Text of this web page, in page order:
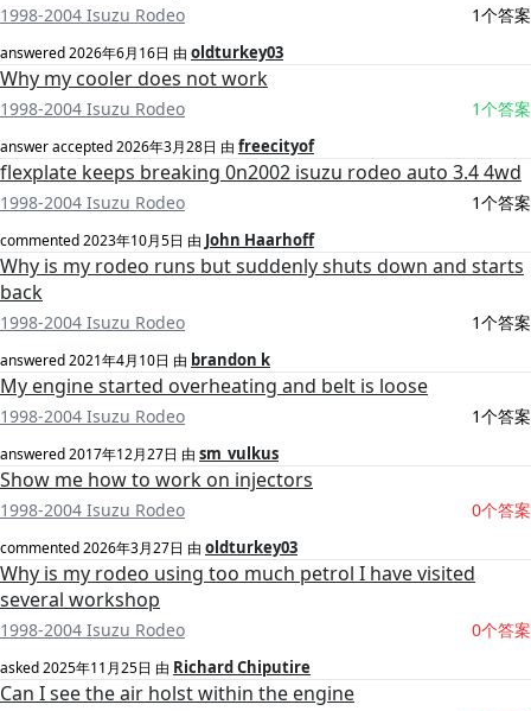
1998-2004 Isuzu Rodeo 1个答案
answered2026年6月16日 由 oldturkey03
Why my cooler does not work
1998-2004 Isuzu Rodeo 1个答案
answer accepted2026年3月28日 由 freecityof
flexplate keeps breaking 0n2002 isuzu rodeo auto 3.4 4wd
1998-2004 Isuzu Rodeo 1个答案
commented2023年10月5日 由 John Haarhoff
Why is my rodeo runs but suddenly shuts down and starts
back
1998-2004 Isuzu Rodeo 1个答案
answered2021年4月10日 由 brandon k
My engine started overheating and belt is loose
1998-2004 Isuzu Rodeo 1个答案
answered2017年12月27日 由 sm_vulkus
Show me how to work on injectors
1998-2004 Isuzu Rodeo 0个答案
commented2026年3月27日 由 oldturkey03
Why is my rodeo using too much petrol I have visited
several workshop
1998-2004 Isuzu Rodeo 0个答案
asked2025年11月25日 由 Richard Chiputire
Can I see the air holst within the engine